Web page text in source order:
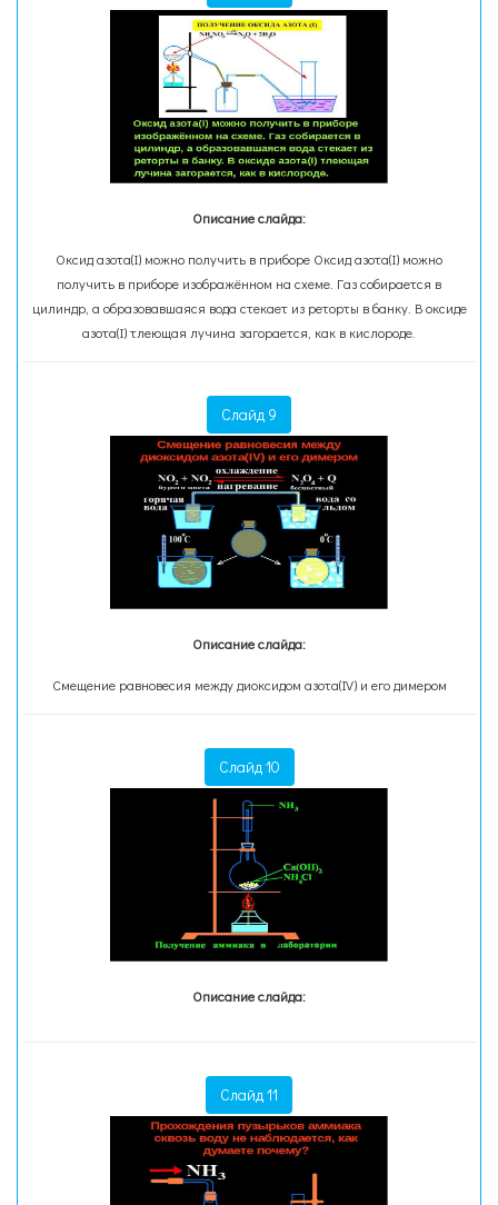
Описание слайда:
Оксид азота(I) можно получить в приборе Оксид азота(I) можно
получить в приборе изображённом на схеме. Газ собирается в
цилиндр, а образовавшаяся вода стекает из реторты в банку. В оксиде
азота(I) тлеющая лучина загорается, как в кислороде.
Слайд 9
Описание слайда:
Смещение равновесия между диоксидом азота(IV) и его димером
Слайд 10
Описание слайда:
Слайд 11